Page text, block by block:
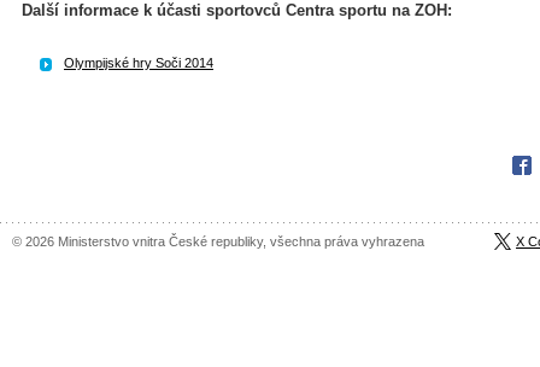
Další informace k účasti sportovců Centra sportu na ZOH:
Olympijské hry Soči 2014
© 2026 Ministerstvo vnitra České republiky, všechna práva vyhrazena X